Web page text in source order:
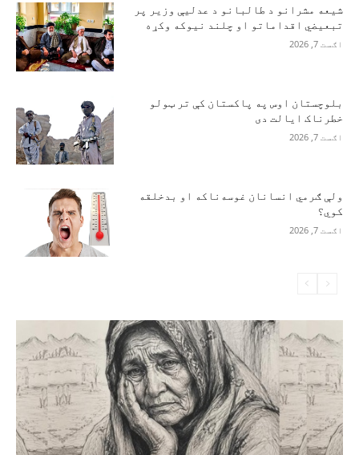
شیعه مشرانو د طالبانو د عدلیې وزیر پر
تبعیضي اقداماتو او چلند نیوکه وکړه
اګست 7, 2026
بلوچستان اوس په پاکستان کې تر ټولو
خطرناک ایالت دی
اګست 7, 2026
ولې ګرمي انسانان غوسه‌ناکه او بدخلقه
کوي؟
اګست 7, 2026